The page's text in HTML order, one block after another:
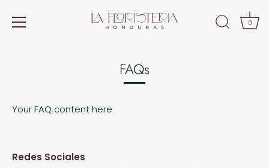
0
FAQs
Your FAQ content here
Redes Sociales